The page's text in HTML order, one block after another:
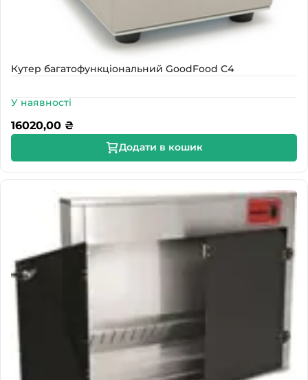
Кутер багатофункціональний GoodFood С4
У наявності
16020,00 ₴
Додати в кошик